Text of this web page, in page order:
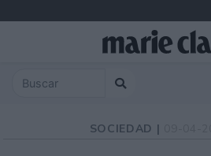
SOCIEDAD |